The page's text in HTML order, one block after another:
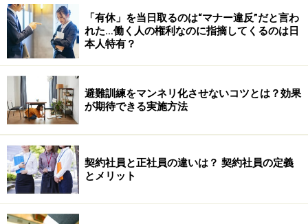
えて、精神的・身体的苦痛を与える又は職場環境を悪化
させる行為」
職場ですから、指揮命令系統などの優位性は当然ありま
すね。上司から部下に行われるものだけでなく、先輩・
後輩間や同僚間、さらには人間関係や専門知識などによ
る部下から上司などの様々な優位性を背景に行われるも
のも含まれると解釈されています。
具体的にはこんな行為！
「有休」を当日取るのは“マナー違反”だと言わ
れた…働く人の権利なのに指摘してくるのは日
本人特有？
避難訓練をマンネリ化させないコツとは？効果
が期待できる実施方法
契約社員と正社員の違いは？ 契約社員の定義
とメリット